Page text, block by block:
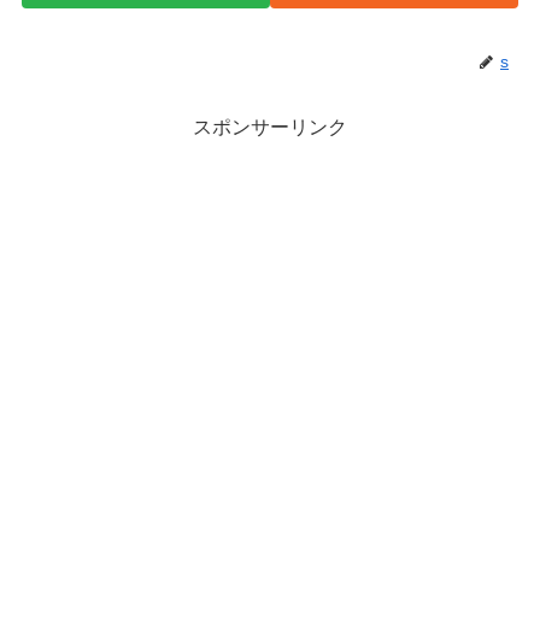
s
スポンサーリンク